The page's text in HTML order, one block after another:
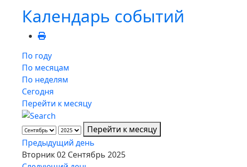
Календарь событий
По году
По месяцам
По неделям
Сегодня
Перейти к месяцу
Перейти к месяцу
Предыдущий день
Вторник 02 Сентябрь 2025